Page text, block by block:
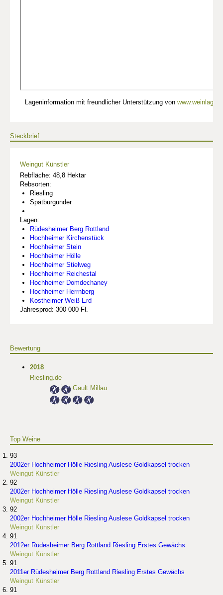
Lageninformation mit freundlicher Unterstützung von
Steckbrief
Weingut Künstler
Rebfläche: 48,8 Hektar
Rebsorten:
Riesling
Spätburgunder
Lagen:
Rüdesheimer Berg Rottland
Hochheimer Kirchenstück
Hochheimer Stein
Hochheimer Hölle
Hochheimer Stielweg
Hochheimer Reichestal
Hochheimer Domdechaney
Hochheimer Herrnberg
Kostheimer Weiß Erd
Jahresprod: 300 000 Fl.
Bewertung
2018
Riesling.de
Gault Millau
Top Weine
93
2002er Hochheimer Hölle Riesling Auslese Goldkapsel trocken
Weingut Künstler
92
2002er Hochheimer Hölle Riesling Auslese Goldkapsel trocken
Weingut Künstler
92
2002er Hochheimer Hölle Riesling Auslese Goldkapsel trocken
Weingut Künstler
91
2012er Rüdesheimer Berg Rottland Riesling Erstes Gewächs
Weingut Künstler
91
2011er Rüdesheimer Berg Rottland Riesling Erstes Gewächs
Weingut Künstler
91